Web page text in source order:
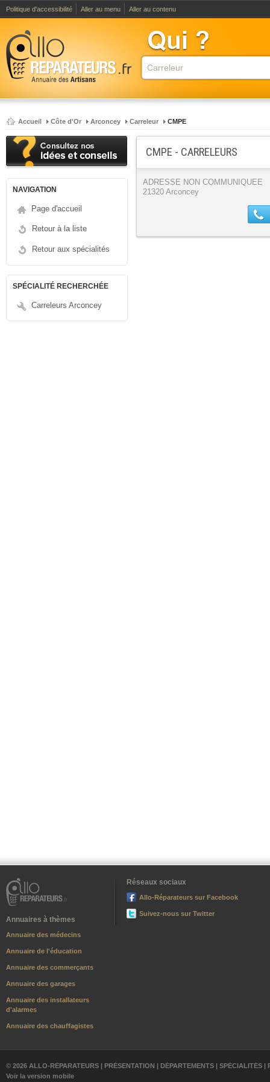
Politique d'accessibilité Aller au menu Aller au contenu
Accueil Côte d'Or Arconcey Carreleur CMPE
NAVIGATION
Page d'accueil
Retour à la liste
Retour aux spécialités
SPÉCIALITÉ RECHERCHÉE
Carreleurs Arconcey
CMPE - CARRELEURS
ADRESSE NON COMMUNIQUEE
21320 Arconcey
Annuaires à thèmes
Annuaire des médecins
Annuaire de l'éducation
Annuaire des commerçants
Annuaire des garages
Annuaire des installateurs
d'alarmes
Annuaire des chauffagistes
Réseaux sociaux
Allo-Réparateurs sur Facebook
Suivez-nous sur Twitter
© 2026 ALLO-RÉPARATEURS | PRÉSENTATION | DÉPARTEMENTS | SPÉCIALITÉS |
Voir la version mobile